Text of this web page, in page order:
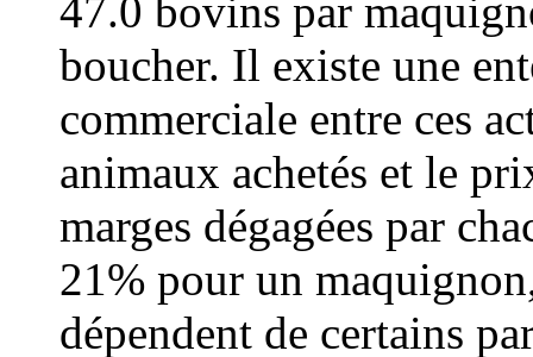
47.0 bovins par
boucher. Il existe une
commerciale entre ces
animaux achetés et le
marges dégagées par
21% pour un
dépendent de certains